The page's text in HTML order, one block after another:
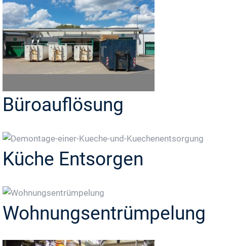
Büroauflösung
Küche Entsorgen
Wohnungsentrümpelung